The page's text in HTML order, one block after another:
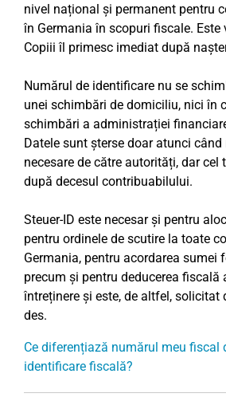
nivel național și permanent pentru
în Germania în scopuri fiscale. Este
Copiii îl primesc imediat după
Numărul de identificare nu se
unei schimbări de domiciliu, nici în
schimbări a administrației
Datele sunt șterse doar atunci
necesare de către autorități, dar cel
după decesul contribuabilului.
Steuer-ID este necesar și pentru
pentru ordinele de scutire la toate
Germania, pentru acordarea sumei
precum și pentru deducerea fiscală
întreținere și este, de altfel, solicitat
des.
Ce diferențiază numărul meu fiscal
identificare fiscală?